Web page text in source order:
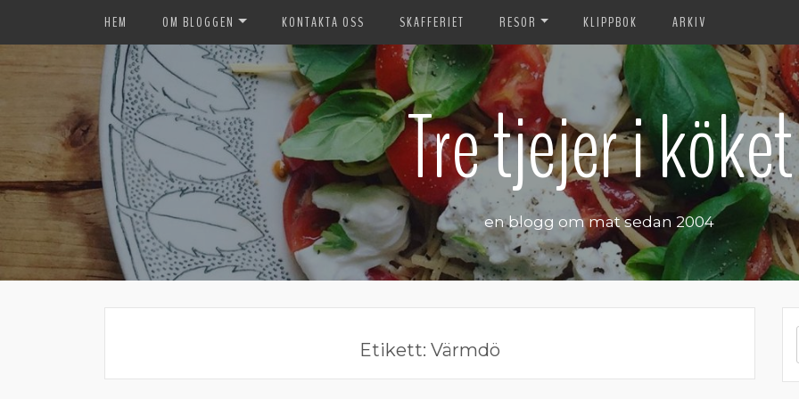
HEM OM BLOGGEN KONTAKTA OSS SKAFFERIET RESOR KLIPPBOK ARKIV
Tre tjejer i köket
en blogg om mat sedan 2004
Etikett: Värmdö